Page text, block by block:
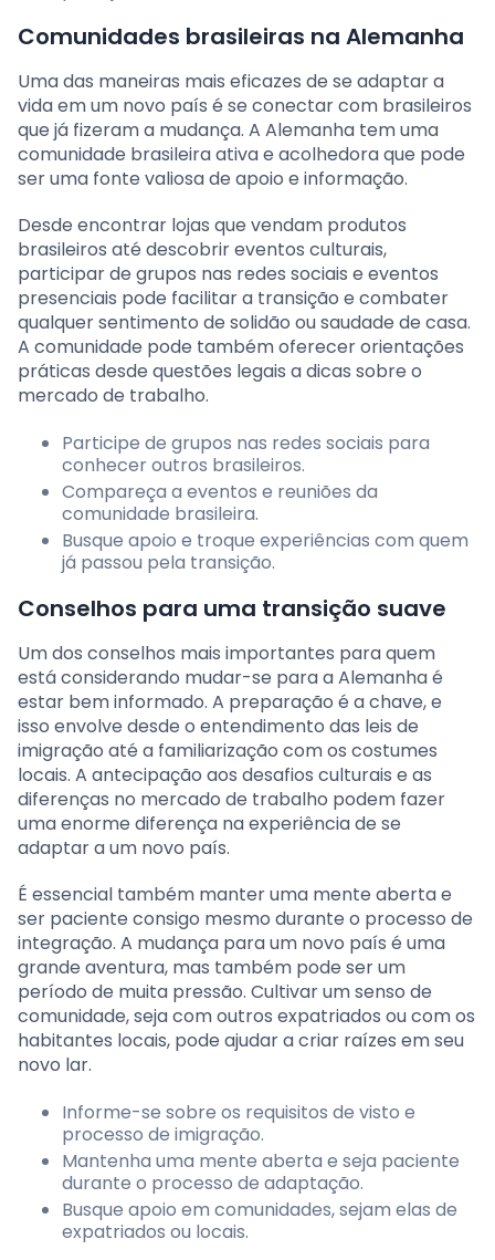
Comunidades brasileiras na Alemanha
Uma das maneiras mais eficazes de se adaptar a
vida em um novo país é se conectar com brasileiros
que já fizeram a mudança. A Alemanha tem uma
comunidade brasileira ativa e acolhedora que pode
ser uma fonte valiosa de apoio e informação.
Desde encontrar lojas que vendam produtos
brasileiros até descobrir eventos culturais,
participar de grupos nas redes sociais e eventos
presenciais pode facilitar a transição e combater
qualquer sentimento de solidão ou saudade de casa.
A comunidade pode também oferecer orientações
práticas desde questões legais a dicas sobre o
mercado de trabalho.
Participe de grupos nas redes sociais para
conhecer outros brasileiros.
Compareça a eventos e reuniões da
comunidade brasileira.
Busque apoio e troque experiências com quem
já passou pela transição.
Conselhos para uma transição suave
Um dos conselhos mais importantes para quem
está considerando mudar-se para a Alemanha é
estar bem informado. A preparação é a chave, e
isso envolve desde o entendimento das leis de
imigração até a familiarização com os costumes
locais. A antecipação aos desafios culturais e as
diferenças no mercado de trabalho podem fazer
uma enorme diferença na experiência de se
adaptar a um novo país.
É essencial também manter uma mente aberta e
ser paciente consigo mesmo durante o processo de
integração. A mudança para um novo país é uma
grande aventura, mas também pode ser um
período de muita pressão. Cultivar um senso de
comunidade, seja com outros expatriados ou com os
habitantes locais, pode ajudar a criar raízes em seu
novo lar.
Informe-se sobre os requisitos de visto e
processo de imigração.
Mantenha uma mente aberta e seja paciente
durante o processo de adaptação.
Busque apoio em comunidades, sejam elas de
expatriados ou locais.